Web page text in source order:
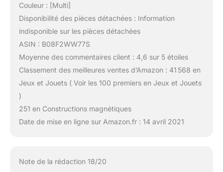
Couleur : [Multi]
Disponibilité des pièces détachées : Information
indisponible sur les pièces détachées
ASIN : B08F2WW77S
Moyenne des commentaires client : 4,6 sur 5 étoiles
Classement des meilleures ventes d’Amazon : 41 568 en
Jeux et Jouets ( Voir les 100 premiers en Jeux et Jouets
)
251 en Constructions magnétiques
Date de mise en ligne sur Amazon.fr : 14 avril 2021
Note de la rédaction 18/20